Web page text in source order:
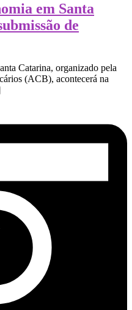
em Santa
de
Catarina, organizado pela
(ACB), acontecerá na